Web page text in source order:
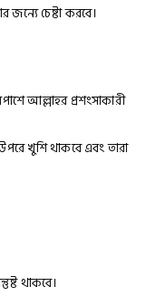
জন্যে চেষ্টা করবে।
আল্লাহর প্রশংসাকারী
খুশি থাকবে এবং তারা
থাকবে।